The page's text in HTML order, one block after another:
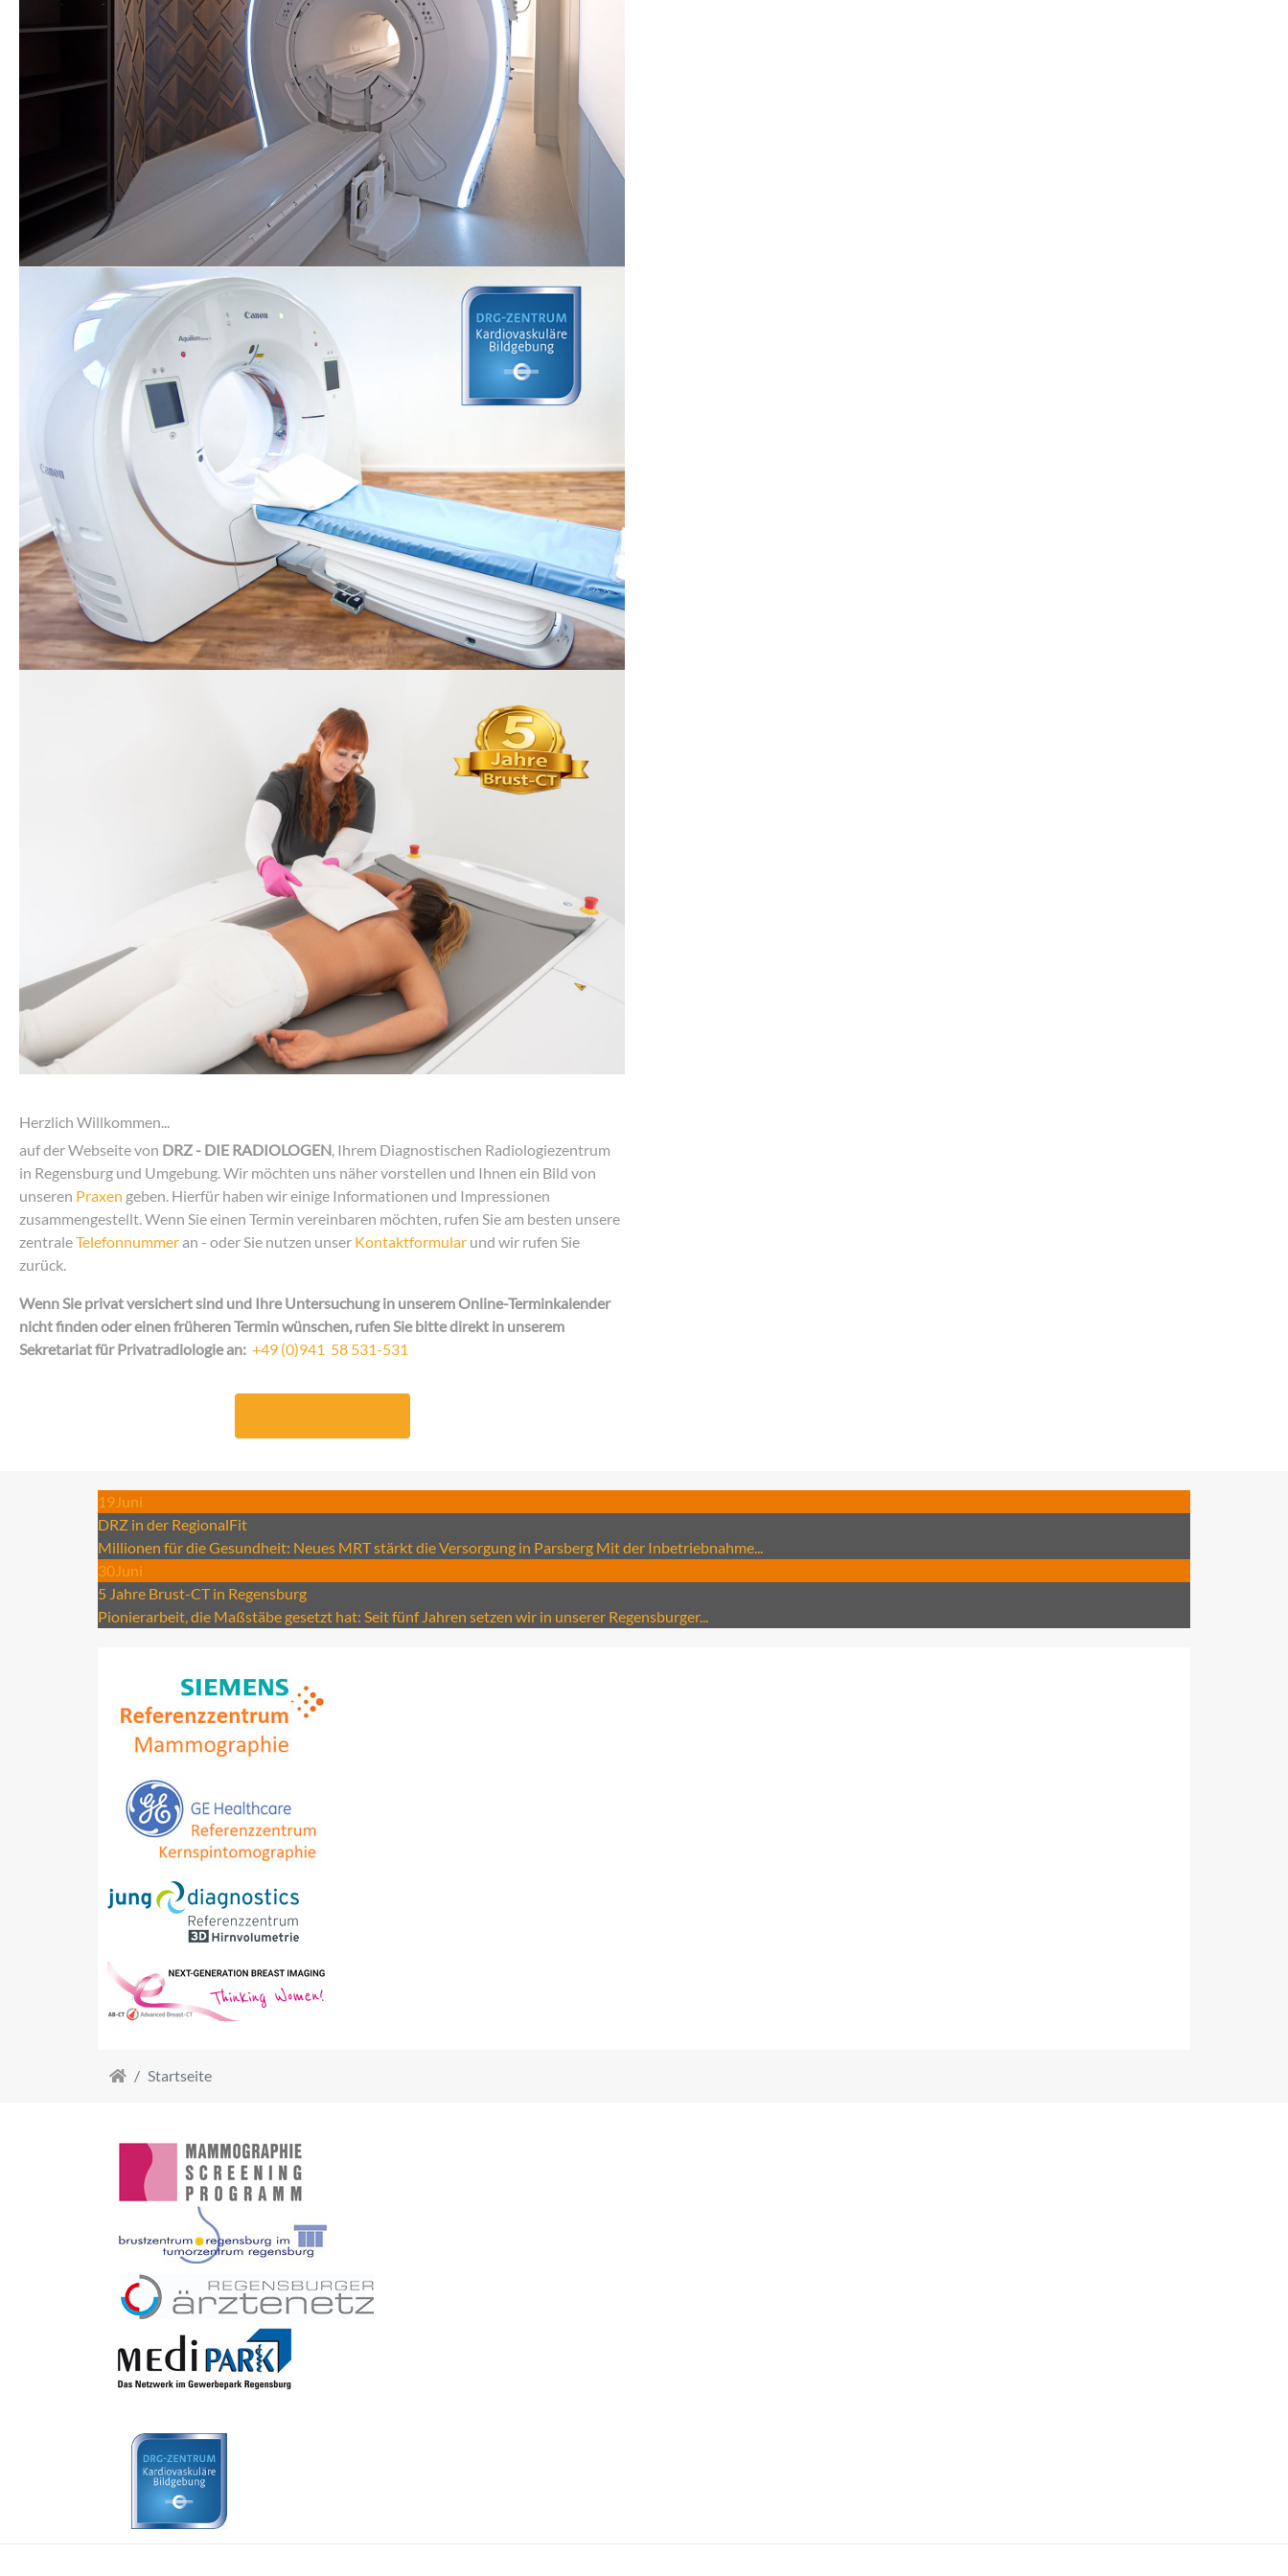
Herzlich Willkommen...
auf der Webseite von DRZ - DIE RADIOLOGEN, Ihrem Diagnostischen Radiologiezentrum
in Regensburg und Umgebung. Wir möchten uns näher vorstellen und Ihnen ein Bild von
unseren Praxen geben. Hierfür haben wir einige Informationen und Impressionen
zusammengestellt. Wenn Sie einen Termin vereinbaren möchten, rufen Sie am besten unsere
zentraleTelefonnummer an - oder Sie nutzen unser Kontaktformular und wir rufen Sie
zurück.
Wenn Sie privat versichert sind und Ihre Untersuchung in unserem Online-Terminkalender
nicht finden oder einen früheren Termin wünschen, rufen Sie bitte direkt in unserem
Sekretariat für Privatradiologie an: +49 (0)941 58 531-531
19Juni
DRZ in der RegionalFit
Millionen für die Gesundheit: Neues MRT stärkt die Versorgung in Parsberg Mit der Inbetriebnahme...
30Juni
5 Jahre Brust-CT in Regensburg
Pionierarbeit, die Maßstäbe gesetzt hat: Seit fünf Jahren setzen wir in unserer Regensburger...
Startseite